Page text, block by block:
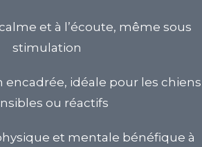
et à l’écoute, même sous
stimulation
encadrée, idéale pour les chiens
ou réactifs
et mentale bénéfique à